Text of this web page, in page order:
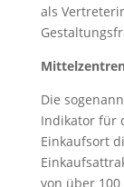
als
Die
Indikator für
Einkaufsort
von über